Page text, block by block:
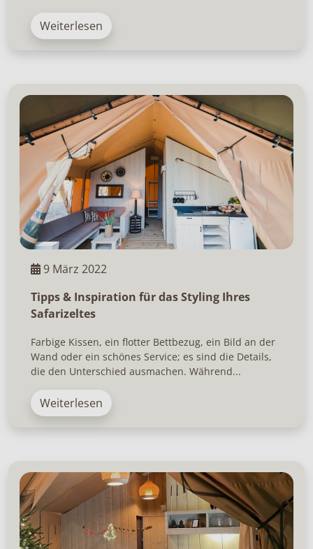
Weiterlesen
9 März 2022
Tipps & Inspiration für das Styling Ihres
Safarizeltes
Farbige Kissen, ein flotter Bettbezug, ein Bild an der
Wand oder ein schönes Service; es sind die Details,
die den Unterschied ausmachen. Während...
Weiterlesen